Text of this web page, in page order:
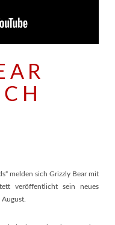
melden sich Grizzly Bear mit
veröffentlicht sein neues